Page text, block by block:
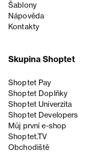
Šablony
Nápověda
Kontakty
Skupina Shoptet
Shoptet Pay
Shoptet Doplňky
Shoptet Univerzita
Shoptet Developers
Můj první e-shop
Shoptet.TV
Obchodiště